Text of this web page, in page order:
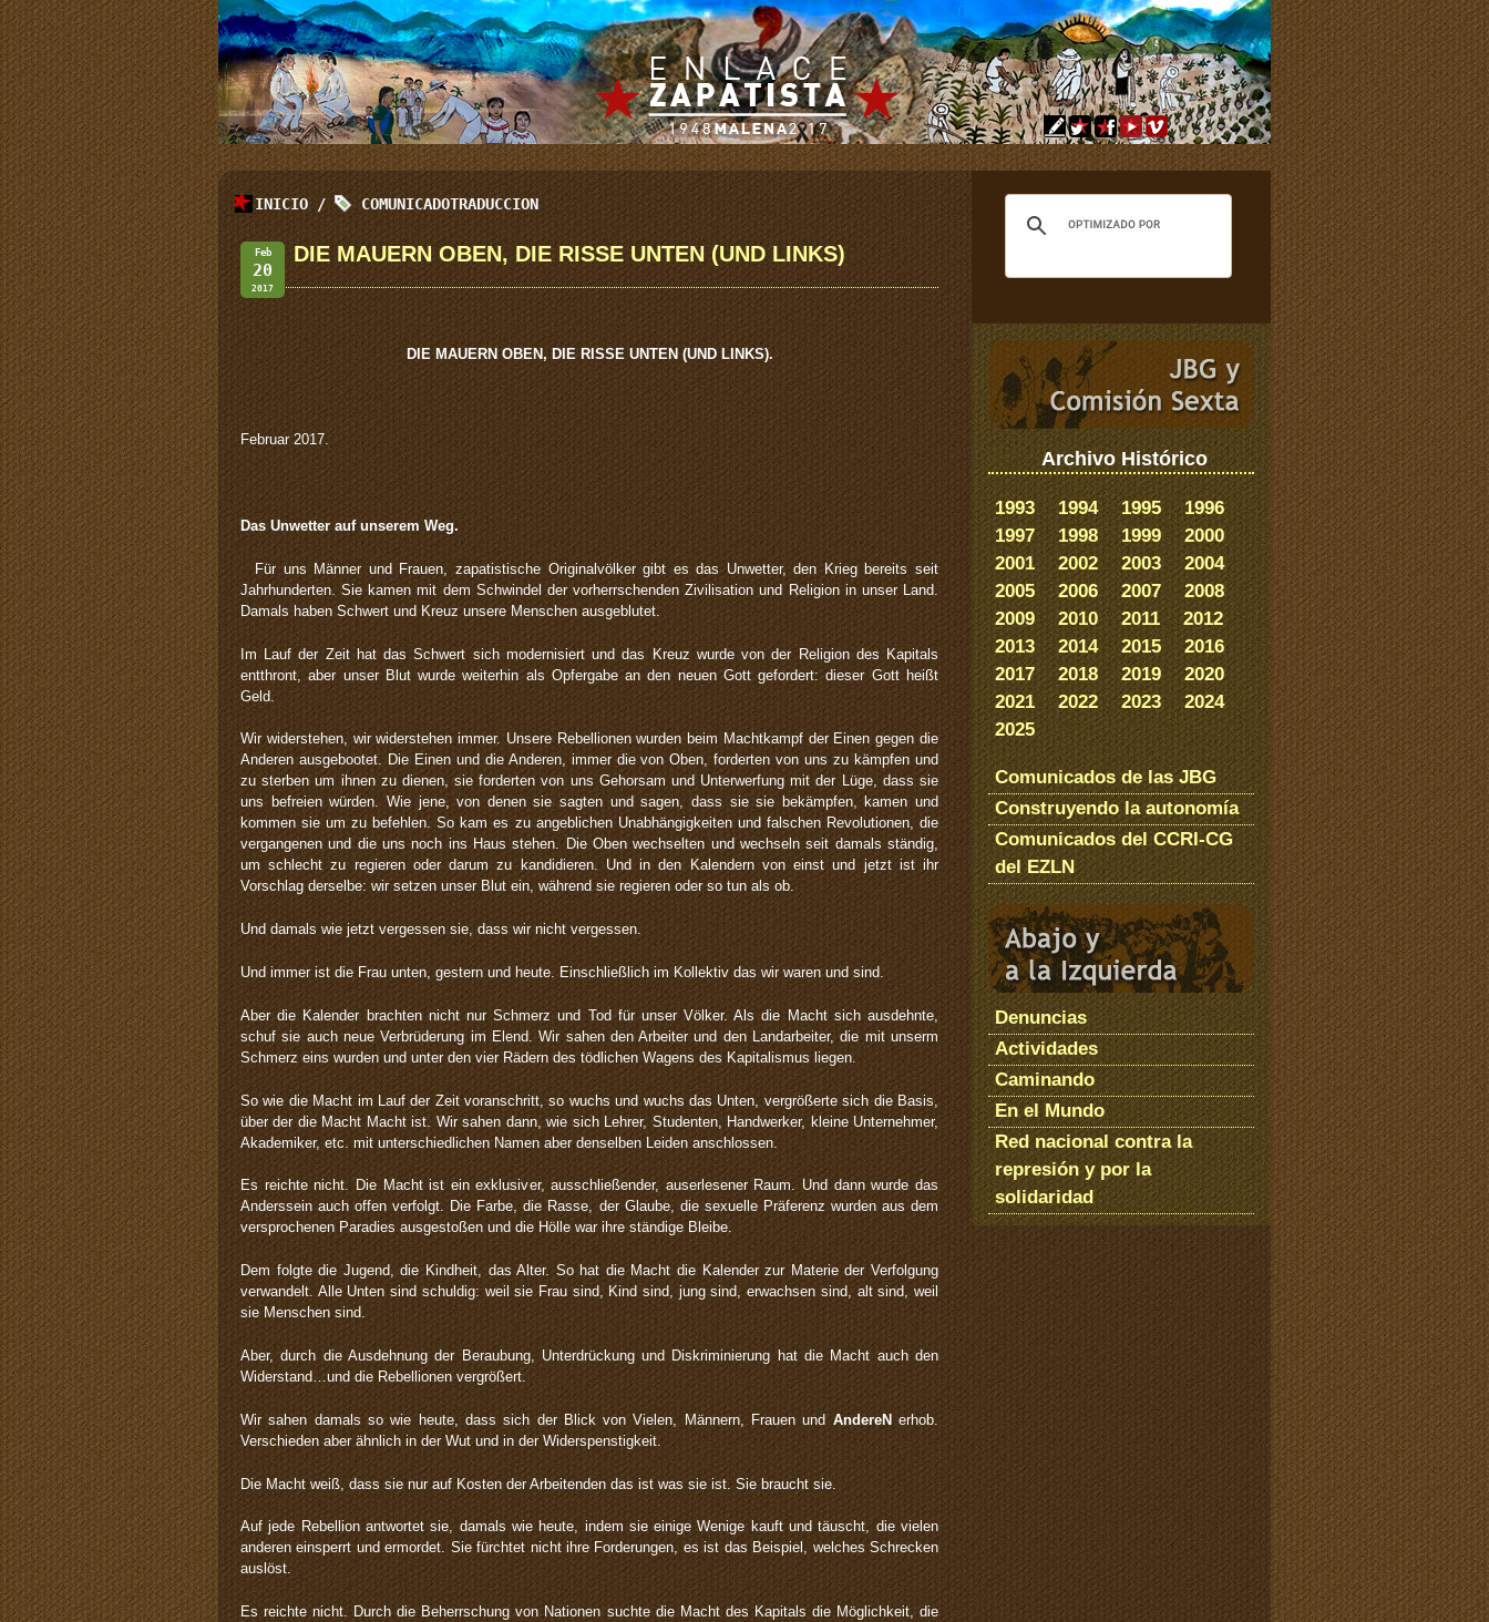
INICIO / COMUNICADOTRADUCCION
Feb
20
2017
DIE MAUERN OBEN, DIE RISSE UNTEN (UND LINKS)
DIE MAUERN OBEN, DIE RISSE UNTEN (UND LINKS).
Februar 2017.
Das Unwetter auf unserem Weg.
Für uns Männer und Frauen, zapatistische Originalvölker gibt es das Unwetter, den Krieg bereits seit
Jahrhunderten. Sie kamen mit dem Schwindel der vorherrschenden Zivilisation und Religion in unser Land.
Damals haben Schwert und Kreuz unsere Menschen ausgeblutet.
Im Lauf der Zeit hat das Schwert sich modernisiert und das Kreuz wurde von der Religion des Kapitals
entthront, aber unser Blut wurde weiterhin als Opfergabe an den neuen Gott gefordert: dieser Gott heißt
Geld.
Wir widerstehen, wir widerstehen immer. Unsere Rebellionen wurden beim Machtkampf der Einen gegen die
Anderen ausgebootet. Die Einen und die Anderen, immer die von Oben, forderten von uns zu kämpfen und
zu sterben um ihnen zu dienen, sie forderten von uns Gehorsam und Unterwerfung mit der Lüge, dass sie
uns befreien würden. Wie jene, von denen sie sagten und sagen, dass sie sie bekämpfen, kamen und
kommen sie um zu befehlen. So kam es zu angeblichen Unabhängigkeiten und falschen Revolutionen, die
vergangenen und die uns noch ins Haus stehen. Die Oben wechselten und wechseln seit damals ständig,
um schlecht zu regieren oder darum zu kandidieren. Und in den Kalendern von einst und jetzt ist ihr
Vorschlag derselbe: wir setzen unser Blut ein, während sie regieren oder so tun als ob.
Und damals wie jetzt vergessen sie, dass wir nicht vergessen.
Und immer ist die Frau unten, gestern und heute. Einschließlich im Kollektiv das wir waren und sind.
Aber die Kalender brachten nicht nur Schmerz und Tod für unser Völker. Als die Macht sich ausdehnte,
schuf sie auch neue Verbrüderung im Elend. Wir sahen den Arbeiter und den Landarbeiter, die mit unserm
Schmerz eins wurden und unter den vier Rädern des tödlichen Wagens des Kapitalismus liegen.
So wie die Macht im Lauf der Zeit voranschritt, so wuchs und wuchs das Unten, vergrößerte sich die Basis,
über der die Macht Macht ist. Wir sahen dann, wie sich Lehrer, Studenten, Handwerker, kleine Unternehmer,
Akademiker, etc. mit unterschiedlichen Namen aber denselben Leiden anschlossen.
Es reichte nicht. Die Macht ist ein exklusiver, ausschließender, auserlesener Raum. Und dann wurde das
Anderssein auch offen verfolgt. Die Farbe, die Rasse, der Glaube, die sexuelle Präferenz wurden aus dem
versprochenen Paradies ausgestoßen und die Hölle war ihre ständige Bleibe.
Dem folgte die Jugend, die Kindheit, das Alter. So hat die Macht die Kalender zur Materie der Verfolgung
verwandelt. Alle Unten sind schuldig: weil sie Frau sind, Kind sind, jung sind, erwachsen sind, alt sind, weil
sie Menschen sind.
Aber, durch die Ausdehnung der Beraubung, Unterdrückung und Diskriminierung hat die Macht auch den
Widerstand…und die Rebellionen vergrößert.
Wir sahen damals so wie heute, dass sich der Blick von Vielen, Männern, Frauen und AndereN erhob.
Verschieden aber ähnlich in der Wut und in der Widerspenstigkeit.
Die Macht weiß, dass sie nur auf Kosten der Arbeitenden das ist was sie ist. Sie braucht sie.
Auf jede Rebellion antwortet sie, damals wie heute, indem sie einige Wenige kauft und täuscht, die vielen
anderen einsperrt und ermordet. Sie fürchtet nicht ihre Forderungen, es ist das Beispiel, welches Schrecken
auslöst.
Es reichte nicht. Durch die Beherrschung von Nationen suchte die Macht des Kapitals die Möglichkeit, die
Archivo Histórico
1993 1994 1995
1996
1997
1998 1999
2000
2001
2002 2003
2004
2005
2006 2007
2008
2009
2010 2011
2012
2013
2014 2015
2016
2017
2018 2019
2020
2021
2022 2023
2024
2025
Comunicados de las JBG
Construyendo la autonomía
Comunicados del CCRI-CG
del EZLN
Denuncias
Actividades
Caminando
En el Mundo
Red nacional contra la
represión y por la
solidaridad